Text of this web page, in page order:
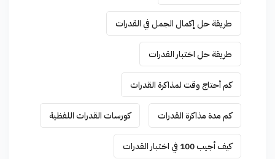
طريقة حل إكمال الجمل في القدرات
طريقة حل اختبار القدرات
كم أحتاج وقت لمذاكرة القدرات
كم مدة مذاكرة القدرات كورسات القدرات اللفظية
كيف أجيب 100 في اختبار القدرات